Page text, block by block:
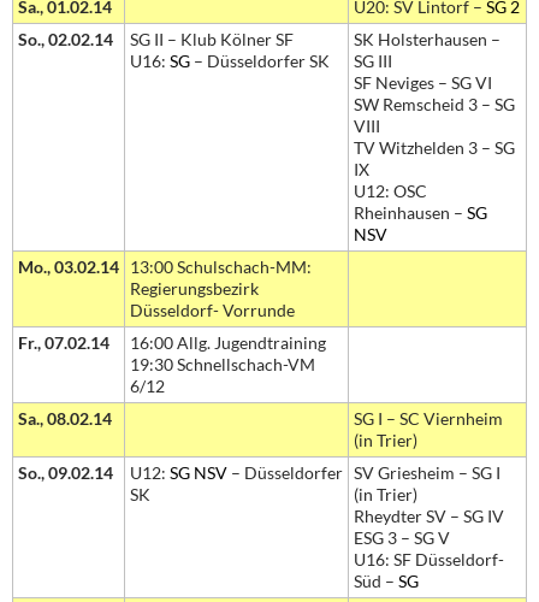
Sa., 01.02.14
U20: SV Lintorf – SG 2
So., 02.02.14
SG II – Klub Kölner SF
U16: SG – Düsseldorfer SK
SK Holsterhausen –
SG III
SF Neviges – SG VI
SW Remscheid 3 – SG
VIII
TV Witzhelden 3 – SG
IX
U12: OSC
Rheinhausen – SG
NSV
Mo., 03.02.14 13:00 Schulschach-MM:
Regierungsbezirk
Düsseldorf- Vorrunde
Fr., 07.02.14
16:00 Allg. Jugendtraining
19:30 Schnellschach-VM
6/12
Sa., 08.02.14
SG I – SC Viernheim
(in Trier)
So., 09.02.14
U12: SG NSV – Düsseldorfer
SK
SV Griesheim – SG I
(in Trier)
Rheydter SV – SG IV
ESG 3 – SG V
U16: SF Düsseldorf-
Süd – SG